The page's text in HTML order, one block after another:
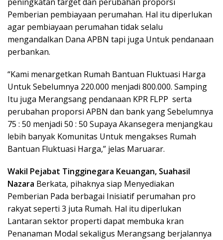
Pemberian pembiayaan perumahan. Hal itu diperlukan
agar pembiayaan perumahan tidak selalu
mengandalkan Dana APBN tapi juga Untuk pendanaan
perbankan.
“Kami menargetkan Rumah Bantuan Fluktuasi Harga
Untuk Sebelumnya 220.000 menjadi 800.000. Samping
Itu juga Merangsang pendanaan KPR FLPP serta
perubahan proporsi APBN dan bank yang Sebelumnya
75 : 50 menjadi 50 : 50 Supaya Akansegera menjangkau
lebih banyak Komunitas Untuk mengakses Rumah
Bantuan Fluktuasi Harga,” jelas Maruarar.
Wakil Pejabat Tingginegara Keuangan, Suahasil
Nazara Berkata, pihaknya siap Menyediakan
Pemberian Pada berbagai Inisiatif perumahan pro
rakyat seperti 3 juta Rumah. Hal itu diperlukan
Lantaran sektor properti dapat membuka kran
Penanaman Modal sekaligus Merangsang berjalannya